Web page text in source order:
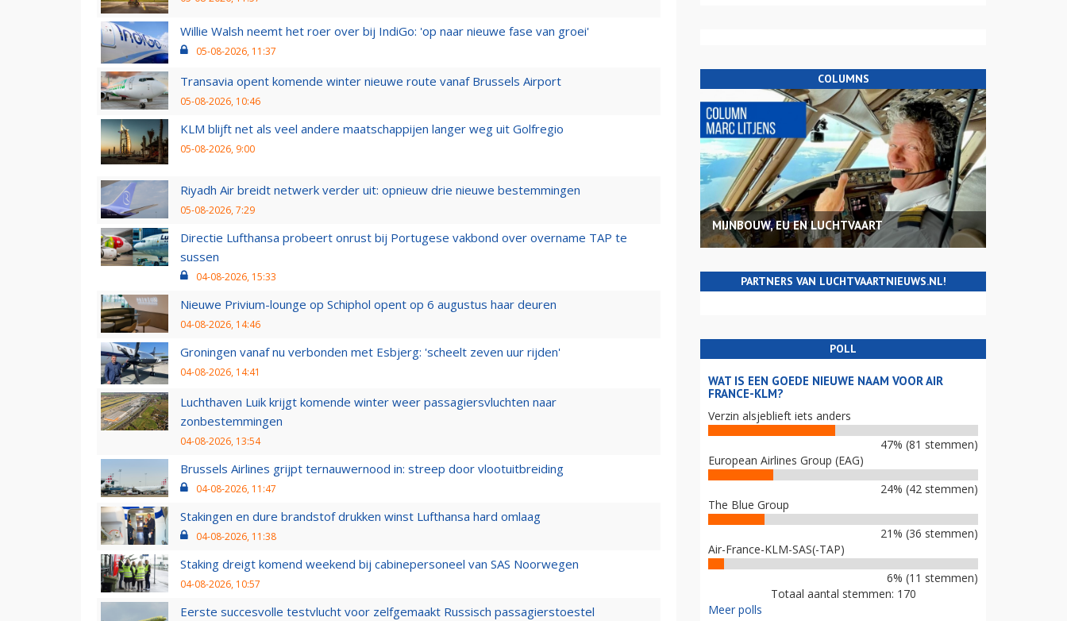
Willie Walsh neemt het roer over bij IndiGo: 'op naar nieuwe fase van groei'
05-08-2026, 11:37
Transavia opent komende winter nieuwe route vanaf Brussels Airport
05-08-2026, 10:46
KLM blijft net als veel andere maatschappijen langer weg uit Golfregio
05-08-2026, 9:00
Riyadh Air breidt netwerk verder uit: opnieuw drie nieuwe bestemmingen
05-08-2026, 7:29
Directie Lufthansa probeert onrust bij Portugese vakbond over overname TAP te
sussen
04-08-2026, 15:33
Nieuwe Privium-lounge op Schiphol opent op 6 augustus haar deuren
04-08-2026, 14:46
Groningen vanaf nu verbonden met Esbjerg: 'scheelt zeven uur rijden'
04-08-2026, 14:41
Luchthaven Luik krijgt komende winter weer passagiersvluchten naar
zonbestemmingen
04-08-2026, 13:54
Brussels Airlines grijpt ternauwernood in: streep door vlootuitbreiding
04-08-2026, 11:47
Stakingen en dure brandstof drukken winst Lufthansa hard omlaag
04-08-2026, 11:38
Staking dreigt komend weekend bij cabinepersoneel van SAS Noorwegen
04-08-2026, 10:57
Eerste succesvolle testvlucht voor zelfgemaakt Russisch passagierstoestel
COLUMNS
MIJNBOUW, EU EN LUCHTVAART
PARTNERS VAN LUCHTVAARTNIEUWS.NL!
POLL
WAT IS EEN GOEDE NIEUWE NAAM VOOR AIR
FRANCE-KLM?
Verzin alsjeblieft iets anders
47% (81 stemmen)
European Airlines Group (EAG)
24% (42 stemmen)
The Blue Group
21% (36 stemmen)
Air-France-KLM-SAS(-TAP)
6% (11 stemmen)
Totaal aantal stemmen: 170
Meer polls